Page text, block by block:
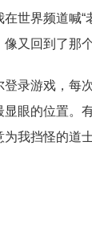
世界频道喊
又回到了那
登录游戏，每
眼的位置。
我挡怪的道